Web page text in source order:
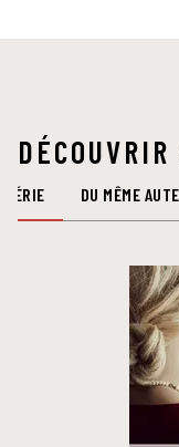
SÉRIE DU MÊME